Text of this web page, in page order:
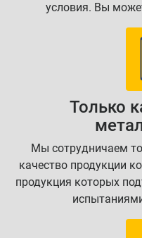
условия. Вы
Только
Мы сотрудничаем
качество продукции
продукция которых